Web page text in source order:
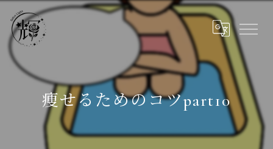
痩せるためのコツpart10